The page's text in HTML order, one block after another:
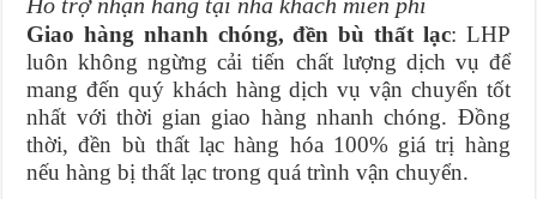
Giao hàng nhanh chóng, đền bù thất lạc: LHP
luôn không ngừng cải tiến chất lượng dịch vụ để
mang đến quý khách hàng dịch vụ vận chuyển tốt
nhất với thời gian giao hàng nhanh chóng. Đồng
thời, đền bù thất lạc hàng hóa 100% giá trị hàng
nếu hàng bị thất lạc trong quá trình vận chuyển.